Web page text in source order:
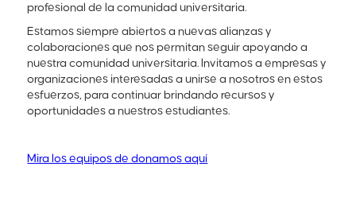
profesional de la comunidad universitaria.
Estamos siempre abiertos a nuevas alianzas y
colaboraciones que nos permitan seguir apoyando a
nuestra comunidad universitaria. Invitamos a empresas y
organizaciones interesadas a unirse a nosotros en estos
esfuerzos, para continuar brindando recursos y
oportunidades a nuestros estudiantes.
Mira los equipos de donamos aquí